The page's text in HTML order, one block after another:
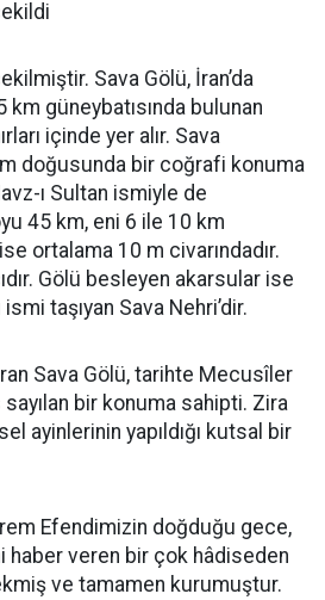
Sava Gölü, İran’da
km güneybatısında bulunan
içinde yer alır. Sava
doğusunda bir coğrafi konuma
ı Sultan ismiyle de
45 km, eni 6 ile 10 km
ortalama 10 m civarındadır.
Gölü besleyen akarsular ise
taşıyan Sava Nehri’dir.
Sava Gölü, tarihte Mecusîler
sayılan bir konuma sahipti. Zira
ayinlerinin yapıldığı kutsal bir
Efendimizin doğduğu gece,
haber veren bir çok hâdiseden
ve tamamen kurumuştur.